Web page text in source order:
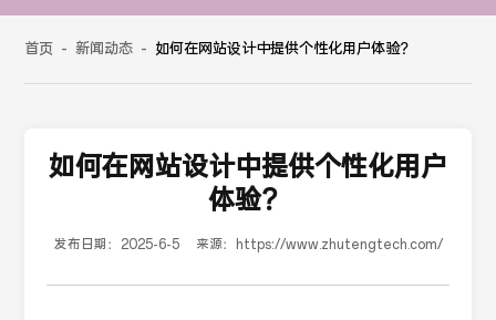
首页 - 新闻动态 - 如何在网站设计中提供个性化用户体验？
如何在网站设计中提供个性化用户
体验？
发布日期： 2025-6-5 来源： https://www.zhutengtech.com/